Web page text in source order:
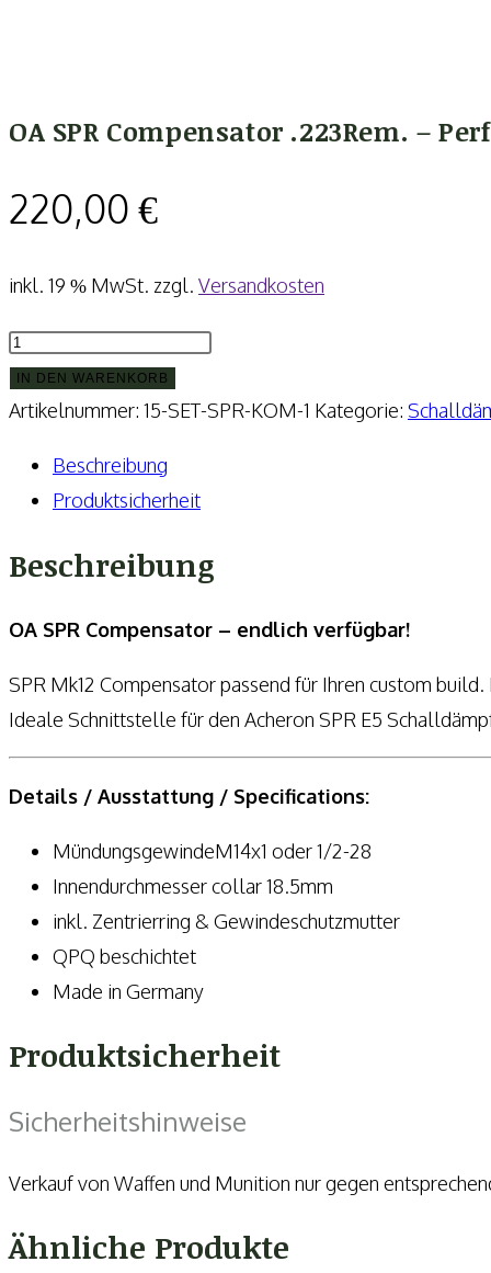
Carbine
OA SPR Compensator .223Rem. –
220,00 €
inkl. 19 % MwSt. zzgl. Versandkosten
OA
SPR
Compensator
Perfekt
SPR
Mk12
oder
Mod.1
oder
Gordon
Menge
IN DEN WARENKORB
Artikelnummer: 15-SET-SPR-KOM-1 Kategorie:
Beschreibung
Produktsicherheit
Beschreibung
OA SPR Compensator – endlich verfügbar!
SPR Mk12 Compensator passend für Ihren custom
Ideale Schnittstelle für den Acheron SPR E5
Details / Ausstattung / Specifications:
MündungsgewindeM14x1 oder 1/2-28
Innendurchmesser collar 18.5mm
inkl. Zentrierring & Gewindeschutzmutter
QPQ beschichtet
Made in Germany
Produktsicherheit
Sicherheitshinweise
Verkauf von Waffen und Munition nur gegen
Ähnliche Produkte